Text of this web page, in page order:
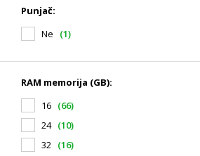
Punjač:
Ne
(1)
RAM memorija (GB):
16 (66)
24 (10)
32 (16)